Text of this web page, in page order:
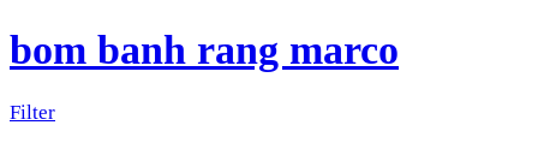
bom banh rang marco
Filter